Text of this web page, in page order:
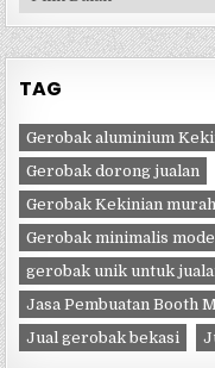
TAG
Gerobak aluminium
Gerobak dorong jualan
Gerobak Kekinian murah
Gerobak minimalis
gerobak unik untuk
Jasa Pembuatan Booth
Jual gerobak bekasi